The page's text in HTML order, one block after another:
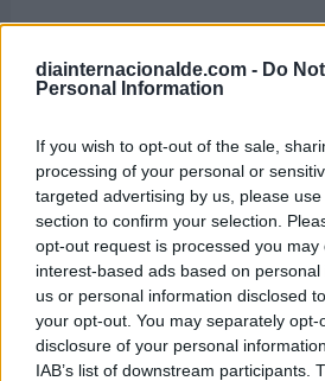
diainternacionalde.com - Do
Personal Information
If you wish to opt-out of the sale,
processing of your personal or
targeted advertising by us, please
section to confirm your selection.
opt-out request is processed you may
interest-based ads based on
us or personal information disclosed
your opt-out. You may separately
disclosure of your personal
IAB’s list of downstream participants.